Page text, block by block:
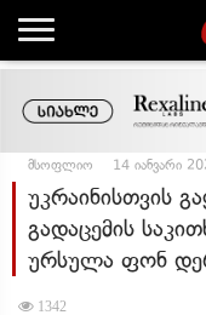
მსოფლიო 14 იანვარი
უკრაინისთვის
გადაცემის
ურსულა ფონ
1342